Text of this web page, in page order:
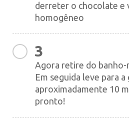
derreter o chocolate e
homogêneo
3
Agora retire do banho-
Em seguida leve para
aproximadamente 10
pronto!